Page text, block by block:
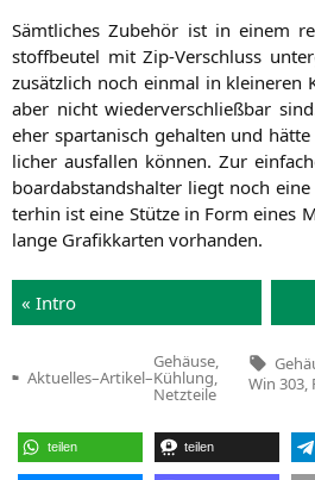
Sämt­li­ches Zube­hör ist in einem
stoff­beu­tel mit Zip-Ver­schluss
zusätz­lich noch ein­mal in klei­ne­ren
aber nicht wie­der­ver­schließ­bar
eher spar­ta­nisch gehal­ten und
li­cher aus­fal­len kön­nen. Zur
board­ab­stands­hal­ter liegt noch
ter­hin ist eine Stüt­ze in Form eines
lan­ge Gra­fik­kar­ten vorhanden.
« Intro
Veröffentlicht
Aktuelles–Artikel–
Gehäuse,
Kühlung,
Netzteile
Tags:
Win 303,
teilen teilen